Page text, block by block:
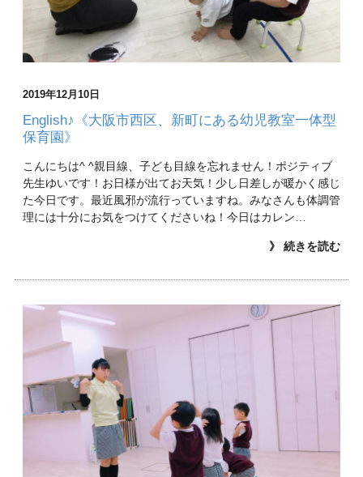
2019年12月10日
English♪《大阪市西区、新町にある幼児教室一体型
保育園》
こんにちは^ ^親目線、子ども目線を忘れません！ポジティブ
先生ゆいです！お日様が出てお天気！少し日差しが暖かく感じ
た今日です。最近風邪が流行っていますね。みなさんも体調管
理には十分にお気をつけてくださいね！今日はカレン…
》 続きを読む